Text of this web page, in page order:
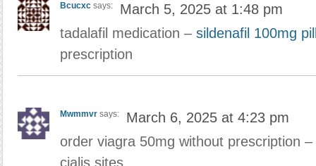
Bcucxc says:
March 5, 2025 at 1:48 pm
tadalafil medication – sildenafil 100mg
prescription
Mwmmvr says:
March 6, 2025 at 4:23 pm
order viagra 50mg without prescription –
cialis sites